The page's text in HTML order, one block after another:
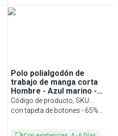
Polo polialgodón de
trabajo de manga corta
Hombre - Azul marino -
Talla: XL - Personalizable
Código de producto, SKU:
HPSXLPW-DM
con tapeta de botones - 65%